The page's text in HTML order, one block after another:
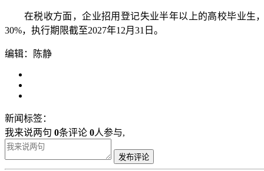
在税收方面，企业招用登记失业半年以上的高校毕业生，
30%，执行期限截至2027年12月31日。
编辑：陈静
新闻标签：
我来说两句 0条评论 0人参与,
发布评论